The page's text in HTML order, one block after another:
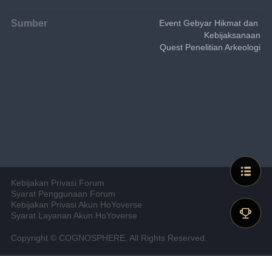
Sumber
Event Gebyar Hikmat dan
Kebijaksanaan
Quest Penelitian Arkeologi
Kebijakan Privasi Forum
Syarat Penggunaan Forum
Kebijakan Privasi Akun HoYoverse
Syarat Layanan Akun HoYoverse
Copyright © COGNOSPHERE. All Rights Reserved.